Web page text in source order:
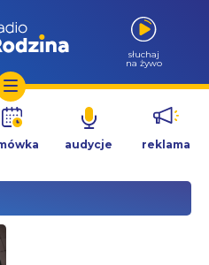
słuchaj
na żywo
audycje reklama